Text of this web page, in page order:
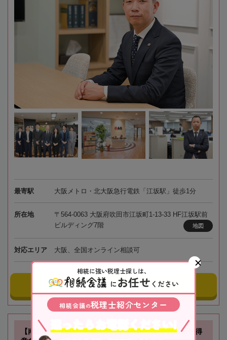
最寄駅 大阪メトロ・北大阪急行電鉄「江坂駅」徒歩1分
所在地
〒564-0063 大阪府吹田市江坂町1-13-33 HF江坂駅前
ビルディング7階
地図
対応エリア 大阪、全国オンライン相談可
事務所にメールする
【南方駅徒歩1分】不動産に関する相続や相続税対策が得
相続に強い税理士探しは、
にお任せ ください
相続会議の税理士紹介センター